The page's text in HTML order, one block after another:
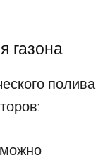
газона
полива